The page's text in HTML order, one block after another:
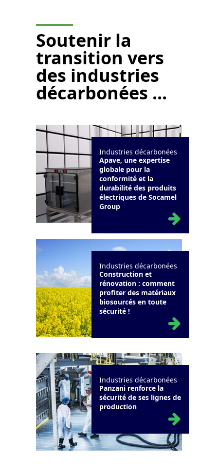
Soutenir la
transition vers
des industries
décarbonées ...
Industries décarbonées
Apave, une expertise
globale pour la
conformité et la
durabilité des produits
électriques de Socamel
Group
Industries décarbonées
Construction et
rénovation : comment
profiter des matériaux
biosourcés en toute
sécurité !
Industries décarbonées
Panzani renforce la
sécurité de ses lignes de
production